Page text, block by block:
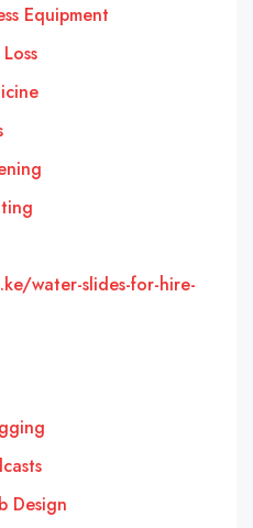
Equipment
water-slides-for-hire-
Design